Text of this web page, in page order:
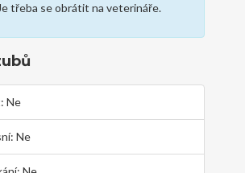
třeba se obrátit na veterináře.
Ne
Ne